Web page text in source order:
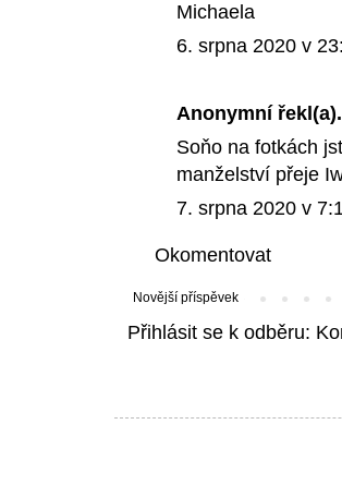
Michaela
6. srpna 2020 v
Anonymní
Soňo na fotkách
manželství přeje
7. srpna 2020 v
Okomentovat
Novější příspěvek
Přihlásit se k odběru: